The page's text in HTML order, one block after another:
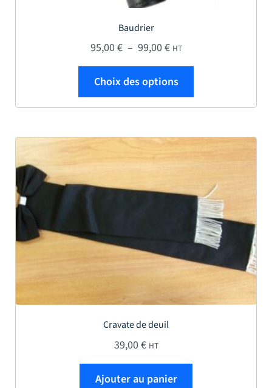
Baudrier
95,00€ – 99,00€Plage de prix : 95,00 €
HT
Choix des options
Cravate de deuil
39,00€ HT
Ajouter au panier